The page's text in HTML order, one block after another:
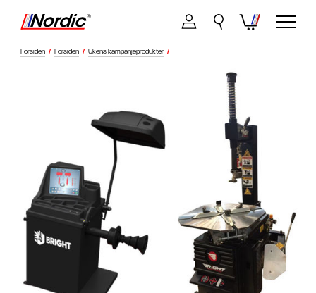
Forsiden / Forsiden / Ukens kampanjeprodukter /